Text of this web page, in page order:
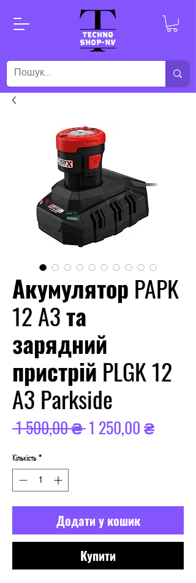
Акумулятор PAPK
12 A3 та
зарядний
пристрій PLGK 12
A3 Parkside
1 500,00 ₴ Звичайна
1 250,00 ₴За
Кількість *
Додати у кошик
Купити